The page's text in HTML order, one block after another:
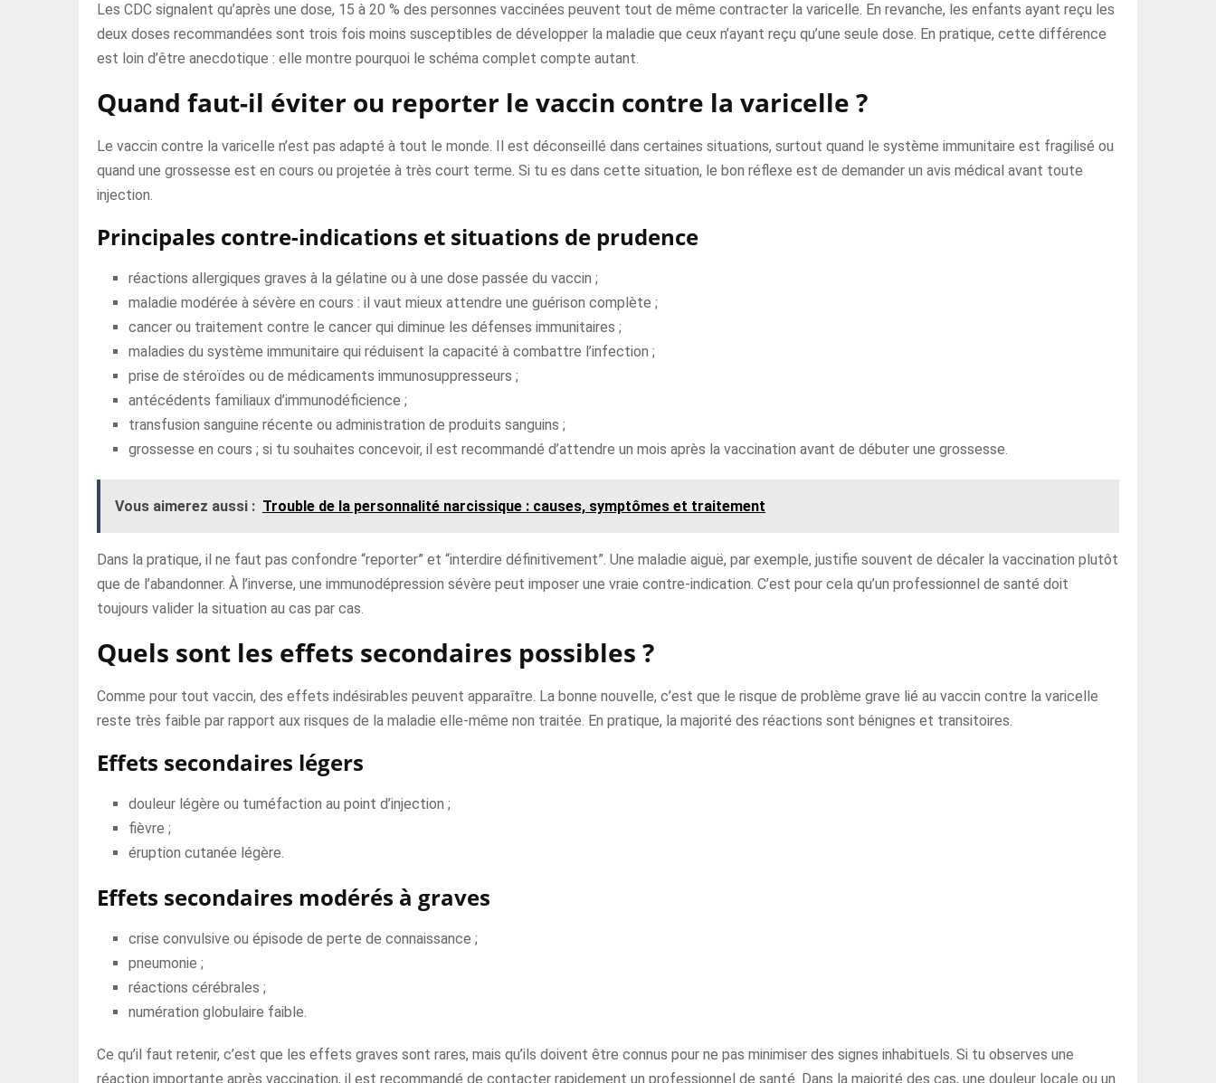
Les CDC signalent qu’après une dose, 15 à 20 % des personnes vaccinées peuvent tout de même contracter la varicelle. En revanche, les enfants ayant reçu les
deux doses recommandées sont trois fois moins susceptibles de développer la maladie que ceux n’ayant reçu qu’une seule dose. En pratique, cette différence
est loin d’être anecdotique : elle montre pourquoi le schéma complet compte autant.
Quand faut-il éviter ou reporter le vaccin contre la varicelle ?
Le vaccin contre la varicelle n’est pas adapté à tout le monde. Il est déconseillé dans certaines situations, surtout quand le système immunitaire est fragilisé ou
quand une grossesse est en cours ou projetée à très court terme. Si tu es dans cette situation, le bon réflexe est de demander un avis médical avant toute
injection.
Principales contre-indications et situations de prudence
réactions allergiques graves à la gélatine ou à une dose passée du vaccin ;
maladie modérée à sévère en cours : il vaut mieux attendre une guérison complète ;
cancer ou traitement contre le cancer qui diminue les défenses immunitaires ;
maladies du système immunitaire qui réduisent la capacité à combattre l’infection ;
prise de stéroïdes ou de médicaments immunosuppresseurs ;
antécédents familiaux d’immunodéficience ;
transfusion sanguine récente ou administration de produits sanguins ;
grossesse en cours ; si tu souhaites concevoir, il est recommandé d’attendre un mois après la vaccination avant de débuter une grossesse.
Vous aimerez aussi : Trouble de la personnalité narcissique : causes, symptômes et traitement
Dans la pratique, il ne faut pas confondre “reporter” et “interdire définitivement”. Une maladie aiguë, par exemple, justifie souvent de décaler la vaccination plutôt
que de l’abandonner. À l’inverse, une immunodépression sévère peut imposer une vraie contre-indication. C’est pour cela qu’un professionnel de santé doit
toujours valider la situation au cas par cas.
Quels sont les effets secondaires possibles ?
Comme pour tout vaccin, des effets indésirables peuvent apparaître. La bonne nouvelle, c’est que le risque de problème grave lié au vaccin contre la varicelle
reste très faible par rapport aux risques de la maladie elle-même non traitée. En pratique, la majorité des réactions sont bénignes et transitoires.
Effets secondaires légers
douleur légère ou tuméfaction au point d’injection ;
fièvre ;
éruption cutanée légère.
Effets secondaires modérés à graves
crise convulsive ou épisode de perte de connaissance ;
pneumonie ;
réactions cérébrales ;
numération globulaire faible.
Ce qu’il faut retenir, c’est que les effets graves sont rares, mais qu’ils doivent être connus pour ne pas minimiser des signes inhabituels. Si tu observes une
réaction importante après vaccination, il est recommandé de contacter rapidement un professionnel de santé. Dans la majorité des cas, une douleur locale ou un